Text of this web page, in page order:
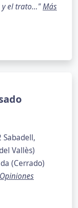
el trato..."Más
Sabadell,
Vallès)
(Cerrado)